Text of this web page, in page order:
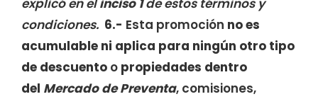
explicó en elinciso 1de estos términos y
condiciones. 6.- Esta promoción no es
acumulable ni aplica para ningún otro tipo
de descuento o propiedades dentro
del Mercado de Preventa, comisiones,